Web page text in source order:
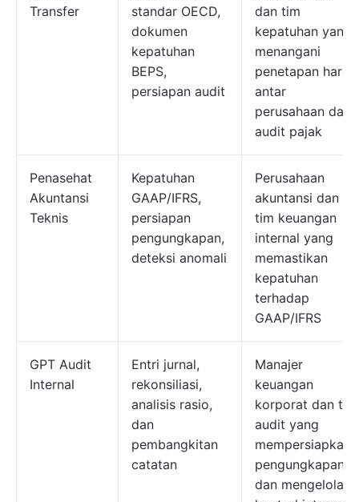
Transfer
standar OECD,
dokumen
kepatuhan
BEPS,
persiapan audit
dan tim
kepatuhan yang
menangani
penetapan harga
antar
perusahaan dan
audit pajak
Penasehat
Akuntansi
Teknis
Kepatuhan
GAAP/IFRS,
persiapan
pengungkapan,
deteksi anomali
Perusahaan
akuntansi dan
tim keuangan
internal yang
memastikan
kepatuhan
terhadap
GAAP/IFRS
GPT Audit
Internal
Entri jurnal,
rekonsiliasi,
analisis rasio,
dan
pembangkitan
catatan
Manajer
keuangan
korporat dan tim
audit yang
mempersiapkan
pengungkapan
dan mengelola